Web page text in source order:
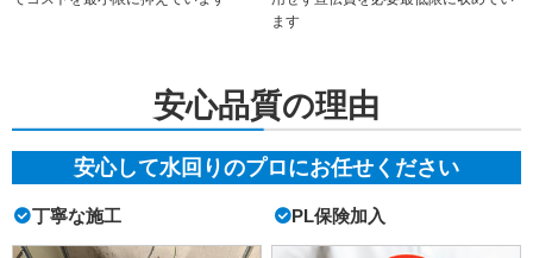
ます
安心品質の理由
安心して水回りのプロにお任せください
丁寧な施工 PL保険加入